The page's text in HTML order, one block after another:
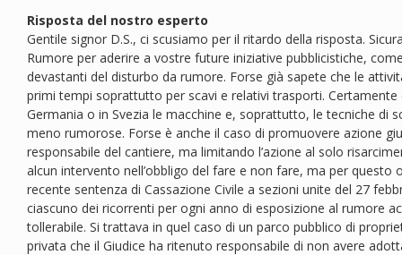
Risposta del nostro esperto
Gentile signor D.S., ci scusiamo per il ritardo della risposta.
Rumore per aderire a vostre future iniziative pubblicistiche,
devastanti del disturbo da rumore. Forse già sapete che le
primi tempi soprattutto per scavi e relativi trasporti.
Germania o in Svezia le macchine e, soprattutto, le tecniche di
meno rumorose. Forse è anche il caso di promuovere azione
responsabile del cantiere, ma limitando l’azione al solo
alcun intervento nell’obbligo del fare e non fare, ma per questo
recente sentenza di Cassazione Civile a sezioni unite del 27
ciascuno dei ricorrenti per ogni anno di esposizione al rumore
tollerabile. Si trattava in quel caso di un parco pubblico di
privata che il Giudice ha ritenuto responsabile di non avere